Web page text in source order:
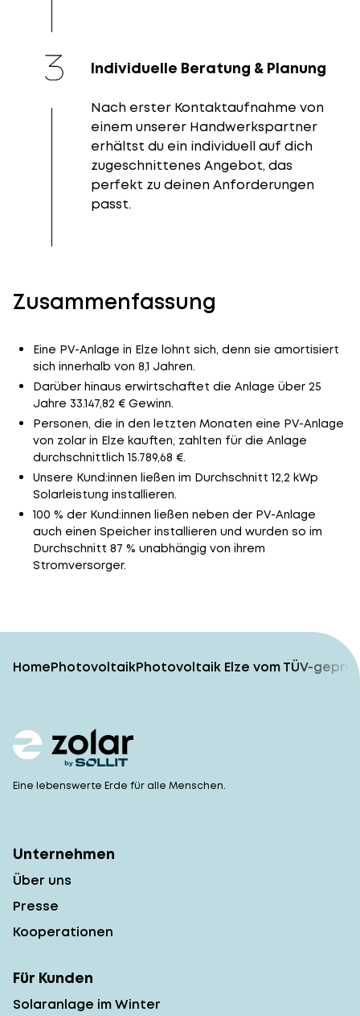
Individuelle Beratung & Planung
Nach erster Kontaktaufnahme von
einem unserer Handwerkspartner
erhältst du ein individuell auf dich
zugeschnittenes Angebot, das
perfekt zu deinen Anforderungen
passt.
Zusammenfassung
Eine PV-Anlage in Elze lohnt sich, denn sie amortisiert
sich innerhalb von 8,1 Jahren.
Darüber hinaus erwirtschaftet die Anlage über 25
Jahre 33.147,82 € Gewinn.
Personen, die in den letzten Monaten eine PV-Anlage
von zolar in Elze kauften, zahlten für die Anlage
durchschnittlich 15.789,68 €.
Unsere Kund:innen ließen im Durchschnitt 12,2 kWp
Solarleistung installieren.
100 % der Kund:innen ließen neben der PV-Anlage
auch einen Speicher installieren und wurden so im
Durchschnitt 87 % unabhängig von ihrem
Stromversorger.
HomePhotovoltaikPhotovoltaik Elze vom TÜV-
Eine lebenswerte Erde für alle Menschen.
Unternehmen
Über uns
Presse
Kooperationen
Für Kunden
Solaranlage im Winter